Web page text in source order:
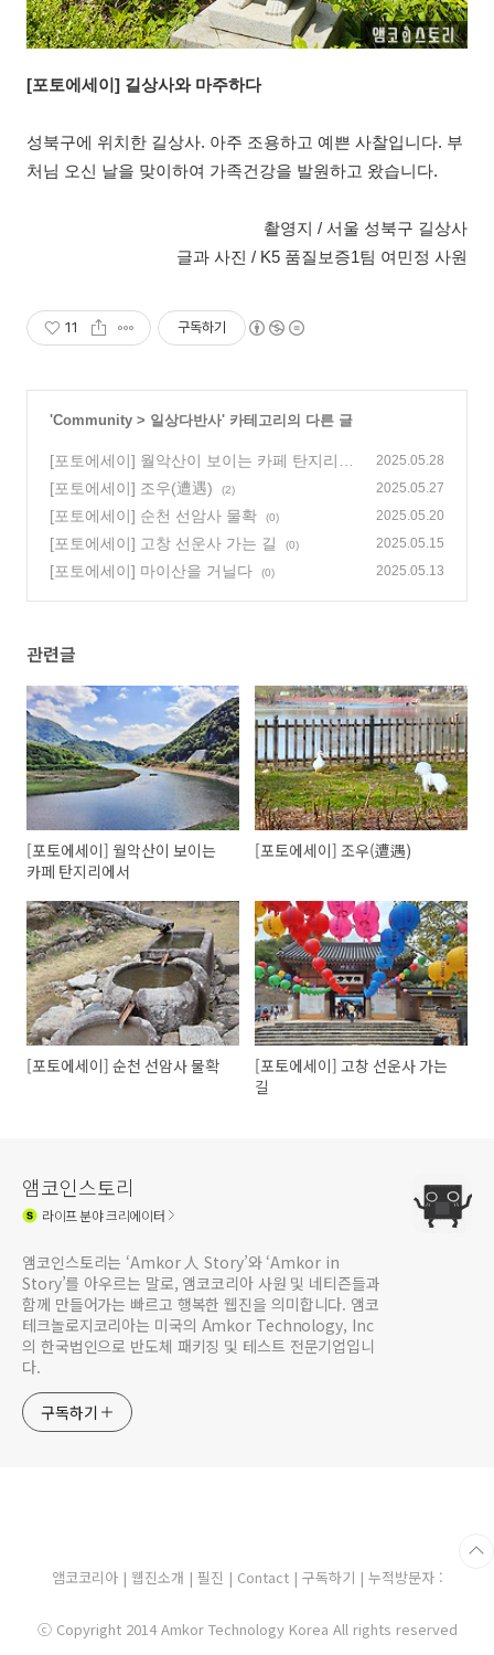
[포토에세이] 길상사와 마주하다
성북구에 위치한 길상사. 아주 조용하고 예쁜 사찰입니다. 부
처님 오신 날을 맞이하여 가족건강을 발원하고 왔습니다.
촬영지 / 서울 성북구 길상사
글과 사진 / K5 품질보증1팀 여민정 사원
11 구독하기
'Community > 일상다반사' 카테고리의 다른 글
[포토에세이] 월악산이 보이는 카페 탄지리에
서
(0)
2025.05.28
[포토에세이] 조우(遭遇) (2) 2025.05.27
[포토에세이] 순천 선암사 물확 (0) 2025.05.20
[포토에세이] 고창 선운사 가는 길 (0) 2025.05.15
[포토에세이] 마이산을 거닐다 (0) 2025.05.13
관련글
[포토에세이] 월악산이 보이는
카페 탄지리에서
[포토에세이] 조우(遭遇)
[포토에세이] 순천 선암사 물확
[포토에세이] 고창 선운사 가는
길
앰코인스토리
라이프분야 크리에이터
앰코인스토리는 ‘Amkor 人 Story’와 ‘Amkor in
Story’를 아우르는 말로, 앰코코리아 사원 및 네티즌들과
함께 만들어가는 빠르고 행복한 웹진을 의미합니다. 앰코
테크놀로지코리아는 미국의 Amkor Technology, Inc
의 한국법인으로 반도체 패키징 및 테스트 전문기업입니
다.
구독하기
앰코코리아| 웹진소개 | 필진 | Contact | 구독하기 | 누적방문자 :
ⓒ Copyright 2014 Amkor Technology Korea All rights reserved